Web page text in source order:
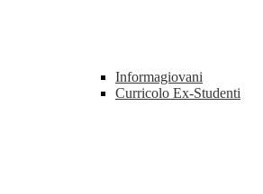
Informagiovani
Curricolo Ex-Studenti